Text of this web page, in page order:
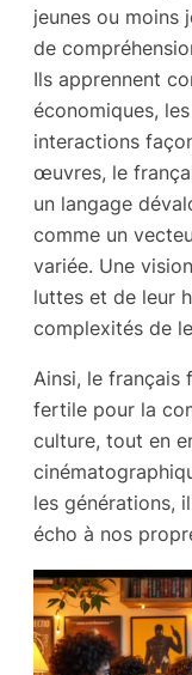
jeunes ou moins
de
Ils apprennent
économiques,
interactions
œuvres, le
un langage
comme un
variée. Une
luttes et de leur
complexités de
Ainsi, le français
fertile pour la
culture, tout en
les générations,
écho à nos